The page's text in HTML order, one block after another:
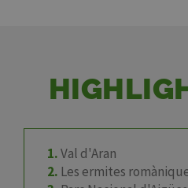
Val d'Aran
Les ermites